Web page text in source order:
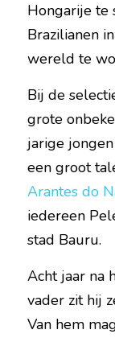
Hongarije te
Brazilianen
wereld te
Bij de
grote
jarige
een groot
Arantes do
iedereen
stad Bauru.
Acht jaar na
vader zit hij
Van hem